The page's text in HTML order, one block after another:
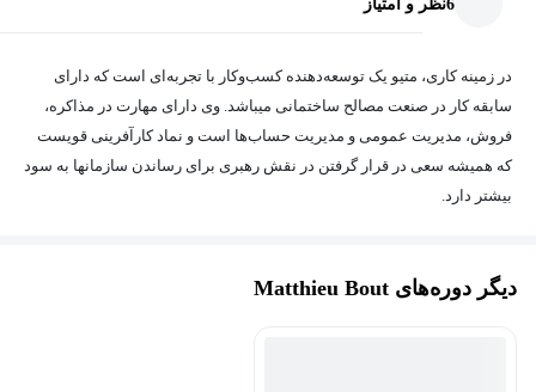
6نظر و امتیاز
در زمینه کاری، متیو یک توسعه‌دهنده کسب‌وکار با تجربه‌ای است که دارای
سابقه کار در صنعت مصالح ساختمانی میباشد. وی دارای مهارت در مذاکره،
فروش، مدیریت عمومی و مدیریت حساب‌ها است و نماد کارآفرینی قویست
که همیشه سعی در قرار گرفتن در نقش رهبری برای رساندن سازمانها به سود
بیشتر دارد.
دیگر دوره‌های Matthieu Bout